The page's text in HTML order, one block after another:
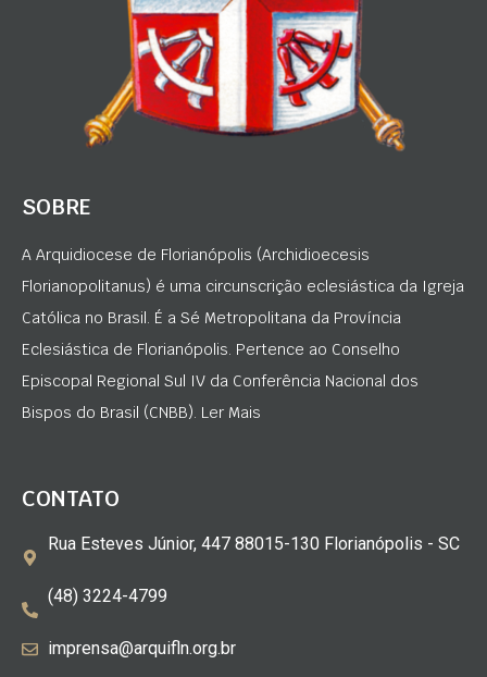
SOBRE
A Arquidiocese de Florianópolis (Archidioecesis
Florianopolitanus) é uma circunscrição eclesiástica da Igreja
Católica no Brasil. É a Sé Metropolitana da Província
Eclesiástica de Florianópolis. Pertence ao Conselho
Episcopal Regional Sul IV da Conferência Nacional dos
Bispos do Brasil (CNBB). Ler Mais
CONTATO
Rua Esteves Júnior, 447 88015-130 Florianópolis - SC
(48) 3224-4799
imprensa@arquifln.org.br